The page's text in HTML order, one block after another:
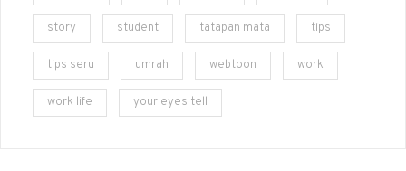
story student tatapan mata tips
tips seru umrah webtoon work
work life your eyes tell